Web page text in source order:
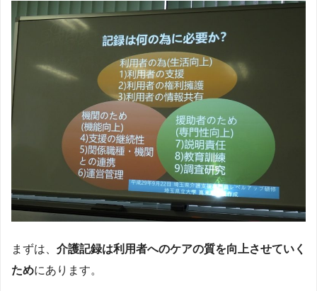
まずは、 介護記録は利用者へのケアの質を向上させていく
ためにあります。